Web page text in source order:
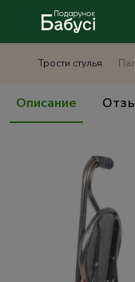
Трости стулья
Описание